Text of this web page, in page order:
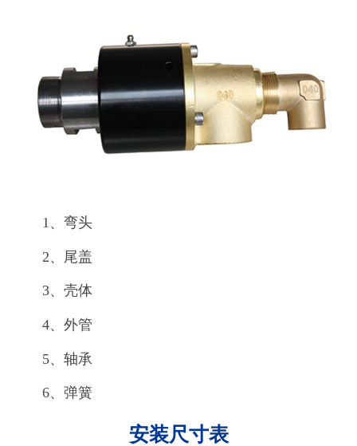
1、弯头
2、尾盖
3、壳体
4、外管
5、轴承
6、弹簧
安装尺寸表